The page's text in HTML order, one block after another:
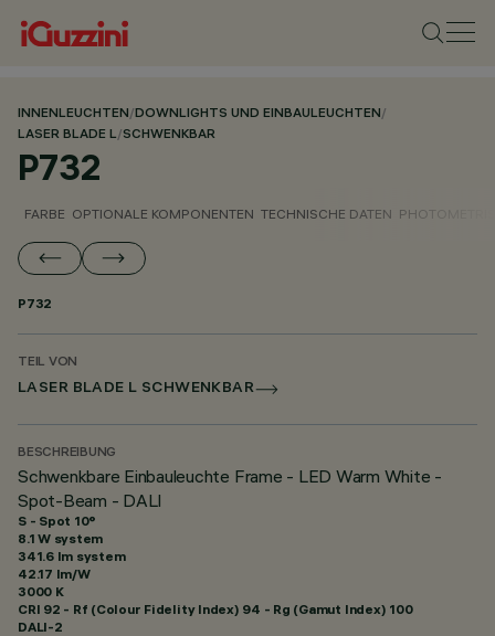
INNENLEUCHTEN/DOWNLIGHTS UND EINBAULEUCHTEN/
LASER BLADE L/SCHWENKBAR
P732
FARBE OPTIONALE KOMPONENTEN TECHNISCHE DATEN
P732
TEIL VON
LASER BLADE L SCHWENKBAR
BESCHREIBUNG
Schwenkbare Einbauleuchte Frame - LED Warm White -
Spot-Beam - DALI
S - Spot 10°
8.1 W system
341.6 lm system
42.17 lm/W
3000 K
CRI 92 - Rf (Colour Fidelity Index) 94 - Rg (Gamut Index) 100
DALI-2